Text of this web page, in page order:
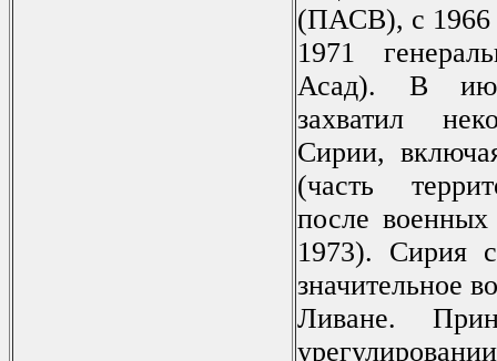
(ПАСВ), с 1966
1971
Асад). В
захватил
Сирии,
(часть
после
1973). Сирия
значительное
Ливане.